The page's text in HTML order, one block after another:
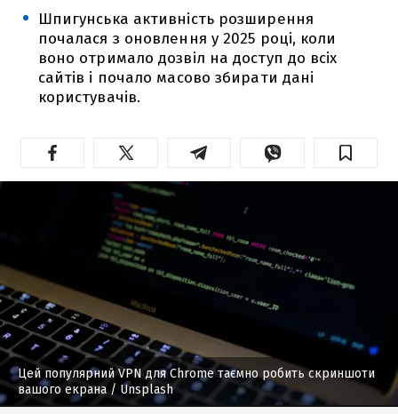
Шпигунська активність розширення
почалася з оновлення у 2025 році, коли
воно отримало дозвіл на доступ до всіх
сайтів і почало масово збирати дані
користувачів.
Цей популярний VPN для Chrome таємно робить скриншоти
вашого екрана / Unsplash